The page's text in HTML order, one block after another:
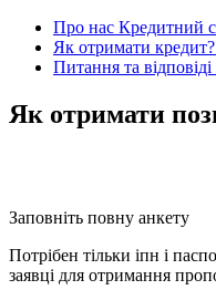
Про нас Кредитний
Як отримати кредит?
Питання та відповіді
Як отримати
Заповніть повну анкету
Потрібен тільки іпн і
заявці для отримання